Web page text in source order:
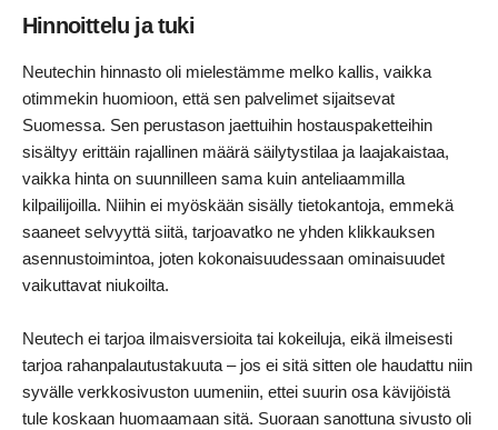
Hinnoittelu ja tuki
Neutechin hinnasto oli mielestämme melko kallis, vaikka
otimmekin huomioon, että sen palvelimet sijaitsevat
Suomessa. Sen perustason jaettuihin hostauspaketteihin
sisältyy erittäin rajallinen määrä säilytystilaa ja laajakaistaa,
vaikka hinta on suunnilleen sama kuin anteliaammilla
kilpailijoilla. Niihin ei myöskään sisälly tietokantoja, emmekä
saaneet selvyyttä siitä, tarjoavatko ne yhden klikkauksen
asennustoimintoa, joten kokonaisuudessaan ominaisuudet
vaikuttavat niukoilta.
Neutech ei tarjoa ilmaisversioita tai kokeiluja, eikä ilmeisesti
tarjoa rahanpalautustakuuta – jos ei sitä sitten ole haudattu niin
syvälle verkkosivuston uumeniin, ettei suurin osa kävijöistä
tule koskaan huomaamaan sitä. Suoraan sanottuna sivusto oli